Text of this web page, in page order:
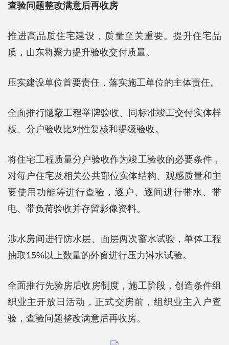
查验问题整改满意后再收房
推进高品质住宅建设，质量至关重要。提升住宅品
质，山东将聚力提升验收交付质量。
压实建设单位首要责任，落实施工单位的主体责任。
全面推行隐蔽工程举牌验收、同标准竣工交付实体样
板、分户验收比对性复核和提级验收。
将住宅工程质量分户验收作为竣工验收的必要条件，
对每户住宅及相关公共部位实体结构、观感质量和主
要使用功能等进行查验，逐户、逐间进行带水、带
电、带负荷验收并存留影像资料。
涉水房间进行防水层、面层两次蓄水试验，单体工程
抽取15%以上数量的外窗进行压力淋水试验。
全面推行先验房后收房制度，施工阶段，创造条件组
织业主开放日活动，正式交房前，组织业主入户查
验，查验问题整改满意后再收房。